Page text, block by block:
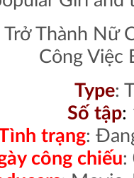
Trở Thành Nữ
Công Việc
Type:
Số tập:
trạng:
công chiếu: